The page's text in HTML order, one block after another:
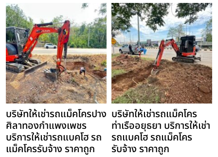
บริษัทให้เช่ารถแม็คโครปาง
ศิลาทองกำแพงเพชร
บริการให้เช่ารถแบคโฮ รถ
แม็คโครรับจ้าง ราคาถูก
บริษัทให้เช่ารถแม็คโคร
ท่าเรืออยุธยา บริการให้เช่า
รถแบคโฮ รถแม็คโคร
รับจ้าง ราคาถูก